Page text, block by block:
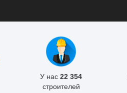
У нас 22 354
строителей